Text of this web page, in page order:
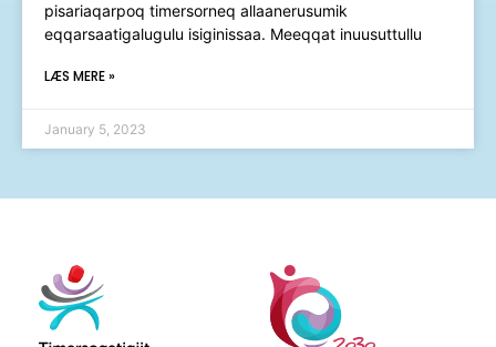
pisariaqarpoq timersorneq allaanerusumik
eqqarsaatigalugulu isiginissaa. Meeqqat inuusuttullu
LÆS MERE »
January 5, 2023